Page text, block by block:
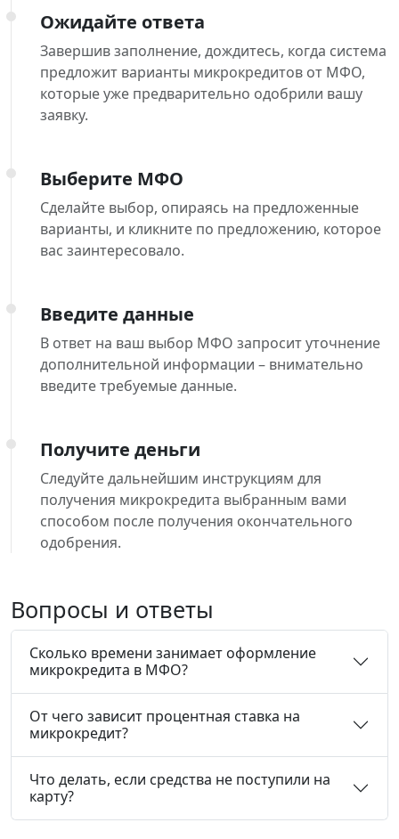
Ожидайте ответа
Завершив заполнение, дождитесь, когда система
предложит варианты микрокредитов от МФО,
которые уже предварительно одобрили вашу
заявку.
Выберите МФО
Сделайте выбор, опираясь на предложенные
варианты, и кликните по предложению, которое
вас заинтересовало.
Введите данные
В ответ на ваш выбор МФО запросит уточнение
дополнительной информации – внимательно
введите требуемые данные.
Получите деньги
Следуйте дальнейшим инструкциям для
получения микрокредита выбранным вами
способом после получения окончательного
одобрения.
Вопросы и ответы
Сколько времени занимает оформление
микрокредита в МФО?
От чего зависит процентная ставка на
микрокредит?
Что делать, если средства не поступили на
карту?